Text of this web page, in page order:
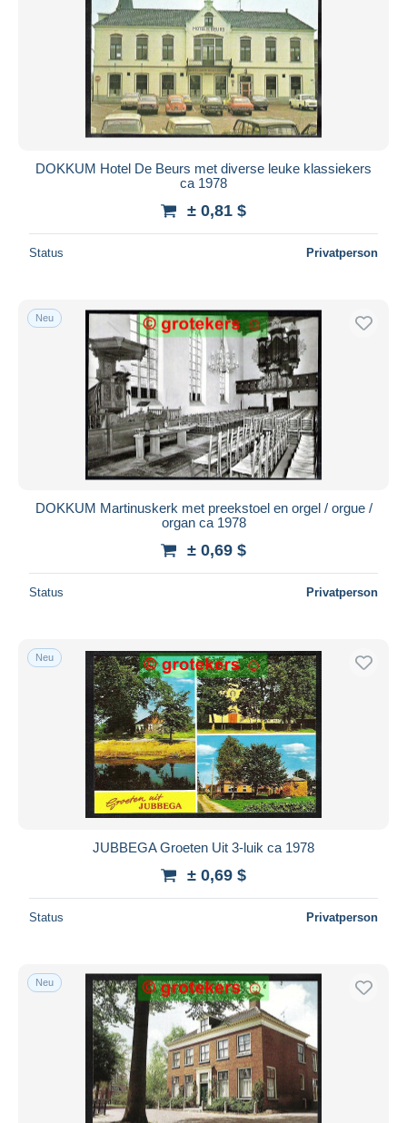
DOKKUM Hotel De Beurs met diverse leuke klassiekers
ca 1978
± 0,81 $
Status Privatperson
Neu
DOKKUM Martinuskerk met preekstoel en orgel / orgue /
organ ca 1978
± 0,69 $
Status Privatperson
Neu
JUBBEGA Groeten Uit 3-luik ca 1978
± 0,69 $
Status Privatperson
Neu